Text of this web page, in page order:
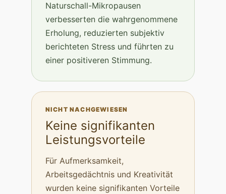
Naturschall-Mikropausen
verbesserten die wahrgenommene
Erholung, reduzierten subjektiv
berichteten Stress und führten zu
einer positiveren Stimmung.
NICHT NACHGEWIESEN
Keine signifikanten
Leistungsvorteile
Für Aufmerksamkeit,
Arbeitsgedächtnis und Kreativität
wurden keine signifikanten Vorteile